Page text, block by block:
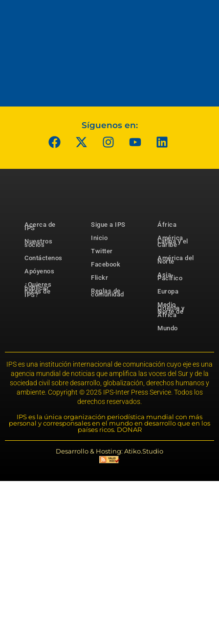
Síguenos en:
Acerca de
IPS
Nuestros
socios
Contáctenos
Apóyenos
¿Quieres
publicar
notas de
IPS?
Sigue a IPS
Inicio
Twitter
Facebook
Flickr
Reglas de
comunidad
África
América
Latina y el
Caribe
América del
Norte
Asia-
Pacífico
Europa
Medio
Oriente y
Norte de
África
Mundo
IPS es una institución internacional de comunicación cuyo eje es una
agencia mundial de noticias que amplifica las voces del Sur y de la
sociedad civil sobre desarrollo, globalización, derechos humanos y
ambiente. Copyright © 2025 IPS-Inter Press Service. Todos los
derechos reservados.
IPS es la única organización periodística mundial con más
personal y corresponsales en el mundo en desarrollo que en los
países ricos. DONAR
Desarrollo & Hosting: Atiko.Studio